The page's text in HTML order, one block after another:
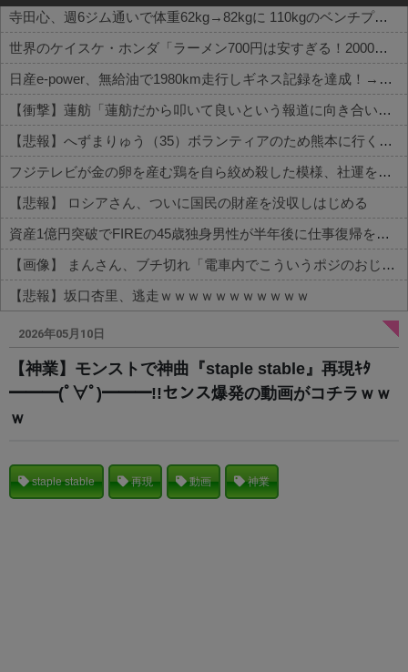
寺田心、週6ジム通いで体重62kg→82kgに 110kgのベンチプレス持ち上げる姿披露
世界のケイスケ・ホンダ「ラーメン700円は安すぎる！2000円にするべき」
日産e-power、無給油で1980km走行しギネス記録を達成！→山頂から下ってるだけでした…
【衝撃】蓮舫「蓮舫だから叩いて良いという報道に向き合います！」X民「高市だから叩いて良いをやってるのがお前だろ」←これ…w w
【悲報】へずまりゅう（35）ボランティアのため熊本に行くも体調不良で病院に行く
フジテレビが金の卵を産む鶏を自ら絞め殺した模様、社運を賭けたドル箱コンテンツが御蔵入りになってしまい……
【悲報】 ロシアさん、ついに国民の財産を没収しはじめる
資産1億円突破でFIREの45歳独身男性が半年後に仕事復帰を決意した「1通の通知」
【画像】 まんさん、ブチ切れ「電車内でこういうポジのおじ、ガチでイラネ」→
【悲報】坂口杏里、逃走ｗｗｗｗｗｗｗｗｗｗｗ
Powered by livedoor 相互RSS
2026年05月10日
【神業】モンストで神曲『staple stable』再現ｷﾀ
━━━(ﾟ∀ﾟ)━━━!!センス爆発の動画がコチラｗｗ
ｗ
staple stable 再現 動画 神業